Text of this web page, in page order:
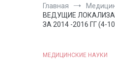
Главная
ВЕДУЩИЕ
ЗА 2014 -2016 ГГ (4-
МЕДИЦИНСКИЕ НАУКИ